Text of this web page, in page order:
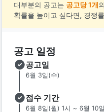
대부분의 공고는 공고당 1개
확률을 높이고 싶다면, 경쟁
공고 일정
공고일
6월 3일(수)
접수 기간
6월 8일(월) 1시 ~ 6월 10